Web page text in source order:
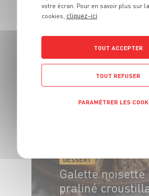
DESSERT
Tartelettes aux
clémentines
25 min
DESSERT
Galette noisette
praliné
votre écran. Pour en savoir plus sur
cookies, cliquez-ici
TOUT ACCEPTER
TOUT REFUSER
PARAMÉTRER LES